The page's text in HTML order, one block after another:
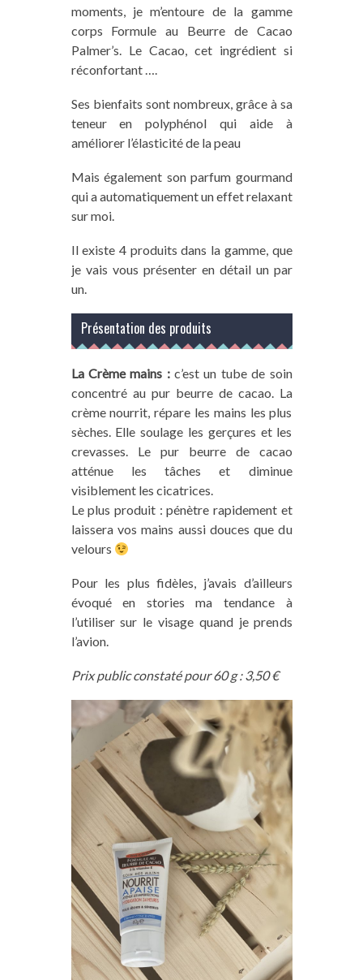
moments, je m’entoure de la gamme
corps Formuleau Beurre de Cacao
Palmer’s. Le Cacao, cet ingrédient si
réconfortant ….
Ses bienfaits sont nombreux, grâce à sa
teneur en polyphénol qui aide à
améliorer l’élasticité de la peau
Mais également son parfum gourmand
qui a automatiquement un effet relaxant
sur moi.
Il existe 4 produits dans la gamme, que
je vais vous présenter en détail un par
un.
Présentation des produits
La Crème mains :c’est un tube de soin
concentré au pur beurre de cacao. La
crème nourrit, répare les mains les plus
sèches. Elle soulage les gerçures et les
crevasses. Le pur beurre de cacao
atténue les tâches et diminue
visiblement les cicatrices.
Le plus produit : pénètre rapidement et
laissera vos mains aussi douces que du
velours
Pour les plus fidèles, j’avais d’ailleurs
évoqué en stories ma tendance à
l’utiliser sur le visage quand je prends
l’avion.
Prix public constaté pour 60 g : 3,50 €